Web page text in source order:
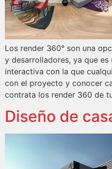
Los render 360° son una
y desarrolladores, ya que
interactiva con la que
con el proyecto y conocer
contrata los render 360 de
Diseño de